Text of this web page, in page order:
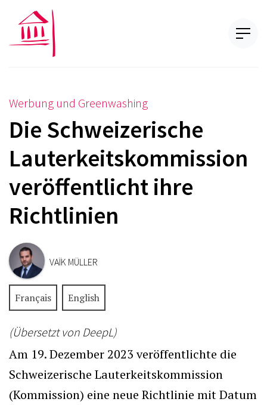
Werbung und Greenwashing
Die Schweizerische
Lauterkeitskommission
veröffentlicht ihre
Richtlinien
VAÏK MÜLLER
Français English
(Übersetzt von DeepL)
Am 19. Dezember 2023 veröffentlichte die
Schweizerische Lauterkeitskommission
(Kommission) eine neue Richtlinie mit Datum